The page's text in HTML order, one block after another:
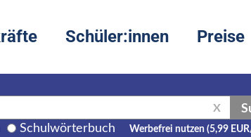
Schüler:innen Preise
X
Schulwörterbuch Werbefrei nutzen (5,99